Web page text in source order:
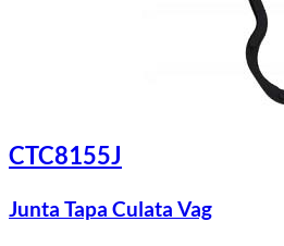
CTC8155J
Junta Tapa Culata Vag